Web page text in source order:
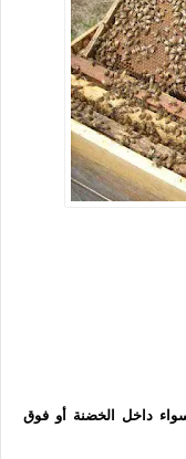
داخل الخضنة أو فوق